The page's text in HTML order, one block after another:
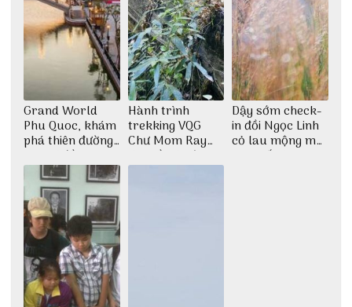
Grand World
Phu Quoc, khám
phá thiên đường
giải trí đầy sôi
động
Hành trình
trekking VQG
Chư Mom Ray
tìm về núi rừng
đại ngàn
Dậy sớm check-
in đồi Ngọc Linh
cỏ lau mộng mơ
tại Huế nè bạn